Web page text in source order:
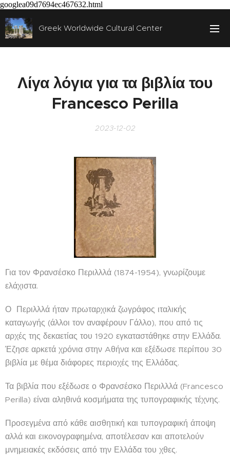
googlea09d7694ec467632.html
Greek Worldwide Cultural Center
Λίγα λόγια για τα βιβλία του
Francesco Perilla
2023-12-02
Για τον Φρανσέσκο Περιλλλά (1874-1954), γνωρίζουμε
ελάχιστα.
Ο Περιλλλά ήταν πρωταρχικά ζωγράφος ιταλικής
καταγωγής (άλλοι τον αναφέρουν Γάλλο), που από τις
αρχές της δεκαετίας του 1920 εγκαταστάθηκε στην Ελλάδα.
Έζησε αρκετά χρόνια στην Aθήνα και εξέδωσε περίπου 30
βιβλία με θέμα διάφορες περιοχές της Ελλάδας.
Τα βιβλία που εξέδωσε ο Φρανσέσκο Περιλλλά (Francesco
Perilla) είναι αληθινά κοσμήματα της τυπογραφικής τέχνης.
Προσεγμένα από κάθε αισθητική και τυπογραφική άποψη
αλλά και εικονογραφημένα, αποτέλεσαν και αποτελούν
μνημειακές εκδόσεις από την Ελλάδα του χθες.